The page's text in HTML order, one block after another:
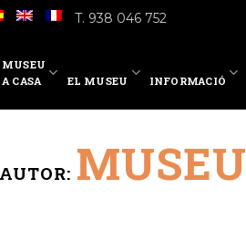
T. 938 046 752
MUSEU
A CASA
EL MUSEU INFORMACIÓ
MUSEU